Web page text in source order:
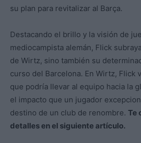
su plan para revitalizar al Barça.
Destacando el brillo y la visión de
mediocampista alemán, Flick
de Wirtz, sino también su
curso del Barcelona. En Wirtz, Flick
que podría llevar al equipo hacia la
el impacto que un jugador
destino de un club de renombre. Te
detalles en el siguiente artículo.